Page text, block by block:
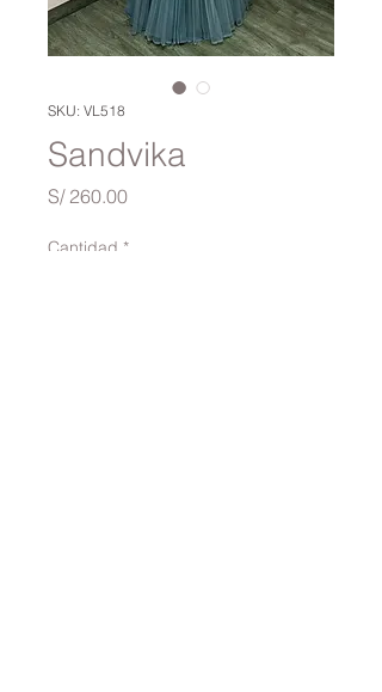
SKU: VL518
Sandvika
S/ 260.00Precio
Cantidad *